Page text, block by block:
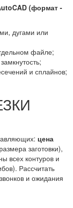
(формат -
дугами или
файле;
и сплайнов;
цена
заготовки),
всех контуров и
Рассчитать
и ожидания